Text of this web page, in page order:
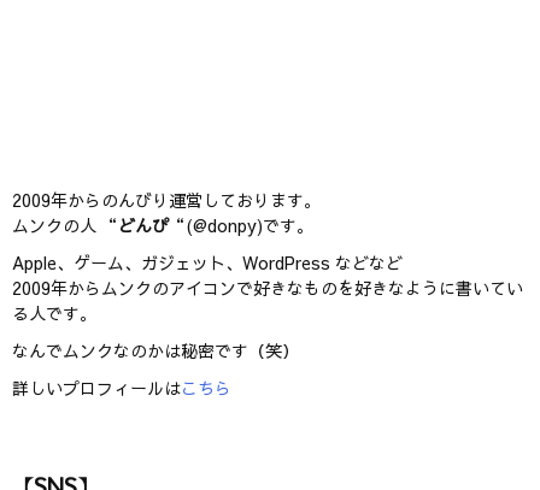
2009年からのんびり運営しております。
ムンクの人 “ どんぴ“(@donpy)です。
Apple、ゲーム、ガジェット、WordPress などなど
2009年からムンクのアイコンで好きなものを好きなように書いてい
る人です。
なんでムンクなのかは秘密です（笑）
詳しいプロフィールはこちら